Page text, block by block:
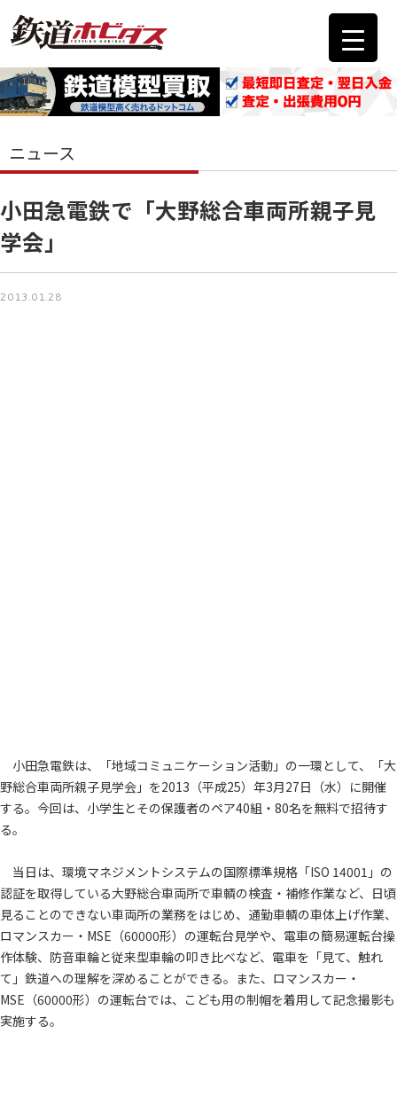
ニュース
小田急電鉄で「大野総合車両所親子見
学会」
2013.01.28
小田急電鉄は、「地域コミュニケーション活動」の一環として、「大
野総合車両所親子見学会」を2013（平成25）年3月27日（水）に開催
する。今回は、小学生とその保護者のペア40組・80名を無料で招待す
る。
当日は、環境マネジメントシステムの国際標準規格「ISO 14001」の
認証を取得している大野総合車両所で車輌の検査・補修作業など、日頃
見ることのできない車両所の業務をはじめ、通勤車輌の車体上げ作業、
ロマンスカー・MSE（60000形）の運転台見学や、電車の簡易運転台操
作体験、防音車輪と従来型車輪の叩き比べなど、電車を「見て、触れ
て」鉄道への理解を深めることができる。また、ロマンスカー・
MSE（60000形）の運転台では、こども用の制帽を着用して記念撮影も
実施する。